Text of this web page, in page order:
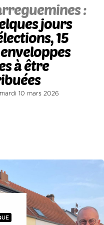
:
jours
15
à être
10 mars 2026